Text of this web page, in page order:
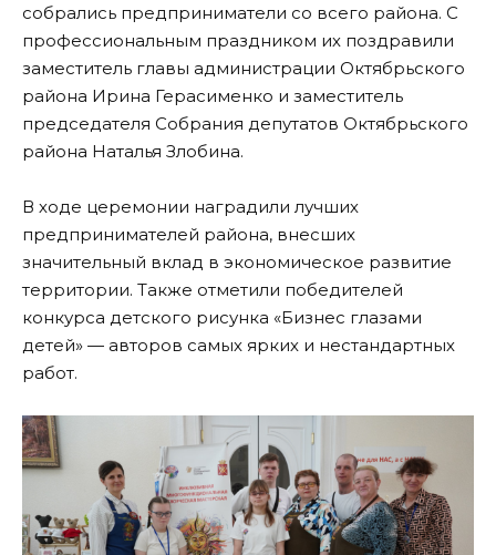
собрались предприниматели со всего района. С
профессиональным праздником их поздравили
заместитель главы администрации Октябрьского
района Ирина Герасименко и заместитель
председателя Собрания депутатов Октябрьского
района Наталья Злобина.
В ходе церемонии наградили лучших
предпринимателей района, внесших
значительный вклад в экономическое развитие
территории. Также отметили победителей
конкурса детского рисунка «Бизнес глазами
детей» — авторов самых ярких и нестандартных
работ.